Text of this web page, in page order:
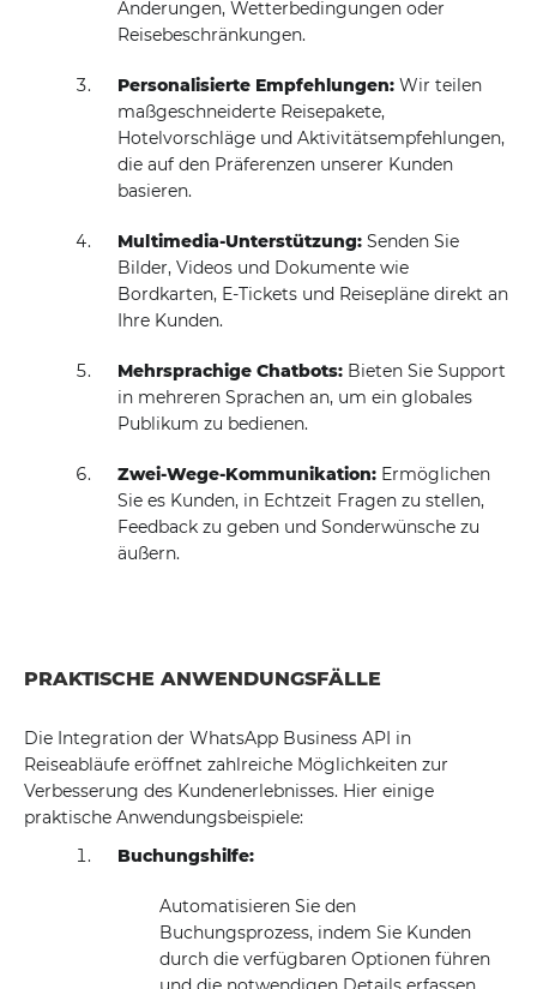
Änderungen, Wetterbedingungen oder
Reisebeschränkungen.
Personalisierte Empfehlungen: Wir teilen
maßgeschneiderte Reisepakete,
Hotelvorschläge und Aktivitätsempfehlungen,
die auf den Präferenzen unserer Kunden
basieren.
Multimedia-Unterstützung: Senden Sie
Bilder, Videos und Dokumente wie
Bordkarten, E-Tickets und Reisepläne direkt an
Ihre Kunden.
Mehrsprachige Chatbots: Bieten Sie Support
in mehreren Sprachen an, um ein globales
Publikum zu bedienen.
Zwei-Wege-Kommunikation: Ermöglichen
Sie es Kunden, in Echtzeit Fragen zu stellen,
Feedback zu geben und Sonderwünsche zu
äußern.
PRAKTISCHE ANWENDUNGSFÄLLE
Die Integration der WhatsApp Business API in
Reiseabläufe eröffnet zahlreiche Möglichkeiten zur
Verbesserung des Kundenerlebnisses. Hier einige
praktische Anwendungsbeispiele:
Buchungshilfe:
Automatisieren Sie den
Buchungsprozess, indem Sie Kunden
durch die verfügbaren Optionen führen